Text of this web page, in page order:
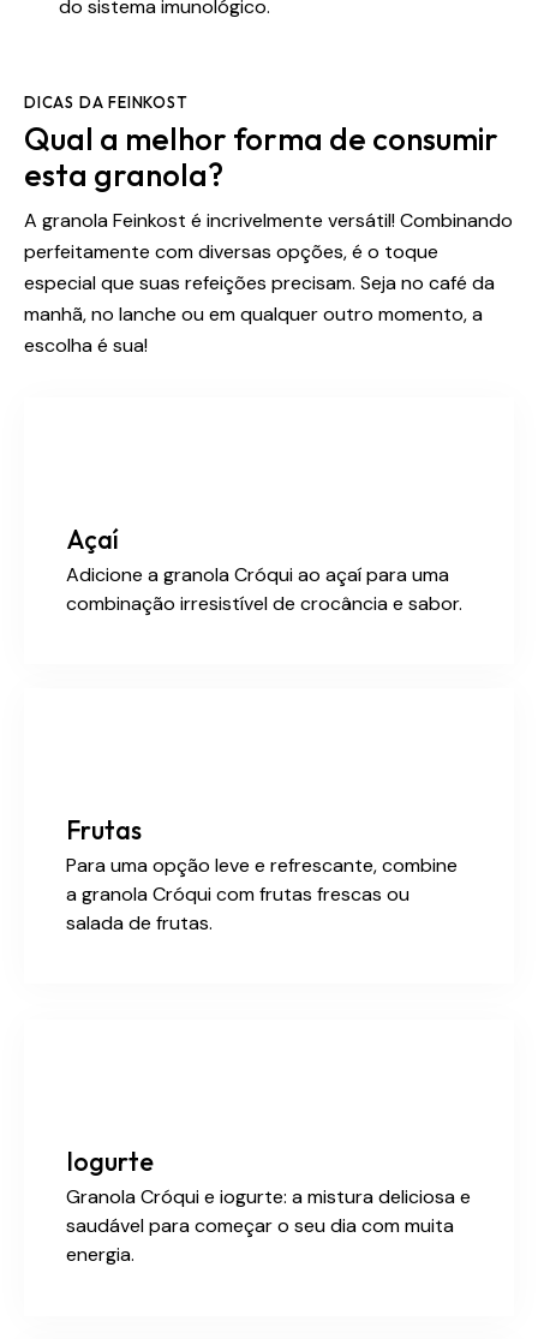
do sistema imunológico.
DICAS DA FEINKOST
Qual a melhor forma de consumir
esta granola?
A granola Feinkost é incrivelmente versátil! Combinando
perfeitamente com diversas opções, é o toque
especial que suas refeições precisam. Seja no café da
manhã, no lanche ou em qualquer outro momento, a
escolha é sua!
Açaí
Adicione a granola Cróqui ao açaí para uma
combinação irresistível de crocância e sabor.
Frutas
Para uma opção leve e refrescante, combine
a granola Cróqui com frutas frescas ou
salada de frutas.
Iogurte
Granola Cróqui e iogurte: a mistura deliciosa e
saudável para começar o seu dia com muita
energia.